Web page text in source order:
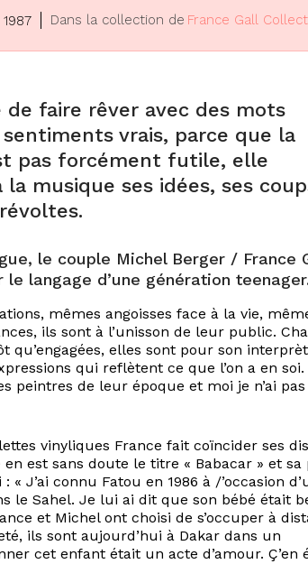
Dans la collection de France Gall
de faire rêver avec des mots
vrais, parce que la
pas forcément futile, elle
musique ses idées, ses
le couple Michel Berger / France
le langage d’une génération
mêmes angoisses face à la vie,
ils sont à l’unisson de leur public.
qu’engagées, elles sont pour son
qui reflètent ce que l’on a en soi.
peintres de leur époque et moi je n’ai pas
vinyliques France fait coïncider ses
est sans doute le titre « Babacar » et sa
J’ai connu Fatou en 1986 à /’occasion
le Sahel. Je lui ai dit que son bébé était
et Michel ont choisi de s’occuper à
ils sont aujourd’hui à Dakar dans un
cet enfant était un acte d’amour. Ç’en